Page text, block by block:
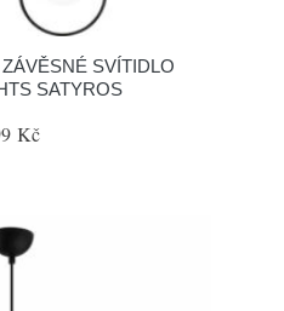
SVÍTIDLO
SATYROS
Kč